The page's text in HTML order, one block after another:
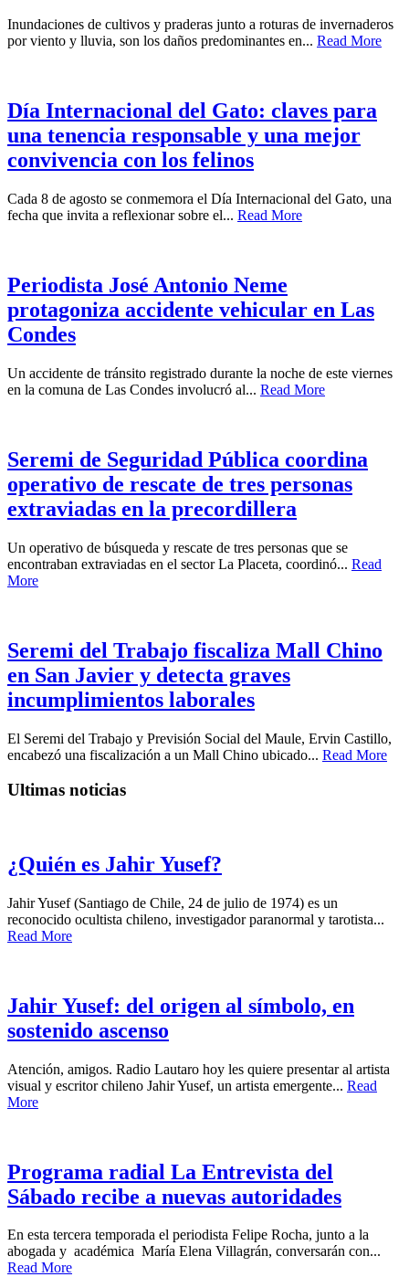
Inundaciones de cultivos y praderas junto a roturas de invernaderos
por viento y lluvia, son los daños predominantes en... Read More
Día Internacional del Gato: claves para
una tenencia responsable y una mejor
convivencia con los felinos
Cada 8 de agosto se conmemora el Día Internacional del Gato, una
fecha que invita a reflexionar sobre el... Read More
Periodista José Antonio Neme
protagoniza accidente vehicular en Las
Condes
Un accidente de tránsito registrado durante la noche de este viernes
en la comuna de Las Condes involucró al... Read More
Seremi de Seguridad Pública coordina
operativo de rescate de tres personas
extraviadas en la precordillera
Un operativo de búsqueda y rescate de tres personas que se
encontraban extraviadas en el sector La Placeta, coordinó... Read
More
Seremi del Trabajo fiscaliza Mall Chino
en San Javier y detecta graves
incumplimientos laborales
El Seremi del Trabajo y Previsión Social del Maule, Ervin Castillo,
encabezó una fiscalización a un Mall Chino ubicado... Read More
Ultimas noticias
¿Quién es Jahir Yusef?
Jahir Yusef (Santiago de Chile, 24 de julio de 1974) es un
reconocido ocultista chileno, investigador paranormal y tarotista...
Read More
Jahir Yusef: del origen al símbolo, en
sostenido ascenso
Atención, amigos. Radio Lautaro hoy les quiere presentar al artista
visual y escritor chileno Jahir Yusef, un artista emergente... Read
More
Programa radial La Entrevista del
Sábado recibe a nuevas autoridades
En esta tercera temporada el periodista Felipe Rocha, junto a la
abogada y académica María Elena Villagrán, conversarán con...
Read More